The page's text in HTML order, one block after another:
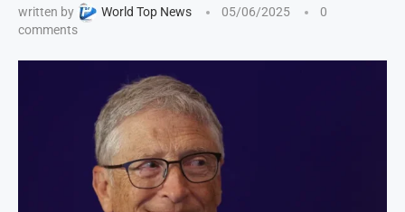
written by World Top News 05/06/2025
0
comments